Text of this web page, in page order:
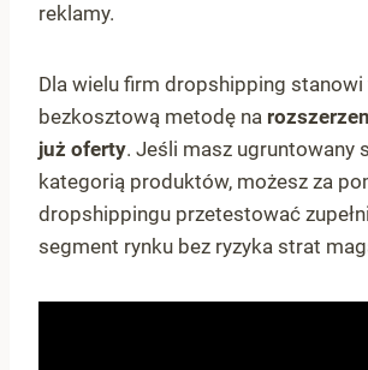
reklamy.
Dla wielu firm dropshipping
bezkosztową metodę na
już oferty. Jeśli masz ugruntowany
kategorią produktów, możesz za
dropshippingu przetestować
segment rynku bez ryzyka strat